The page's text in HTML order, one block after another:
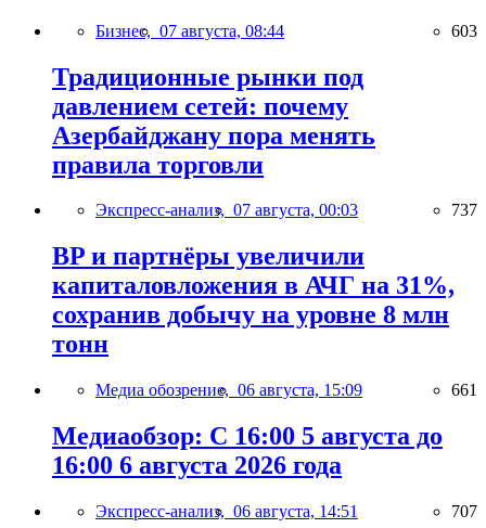
Бизнес, 07 августа, 08:44 603
Традиционные рынки под
давлением сетей: почему
Азербайджану пора менять
правила торговли
Экспресс-анализ, 07 августа, 00:03 737
BP и партнёры увеличили
капиталовложения в АЧГ на 31%,
сохранив добычу на уровне 8 млн
тонн
Медиа обозрение, 06 августа, 15:09 661
Медиаобзор: С 16:00 5 августа до
16:00 6 августа 2026 года
Экспресс-анализ, 06 августа, 14:51 707